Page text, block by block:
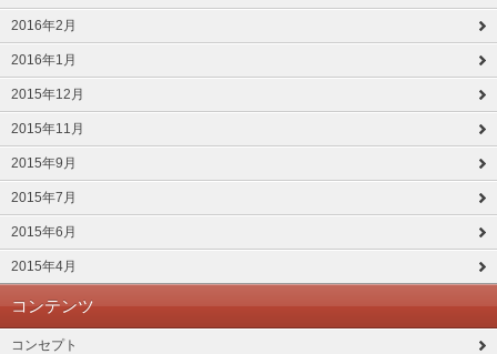
2016年2月
2016年1月
2015年12月
2015年11月
2015年9月
2015年7月
2015年6月
2015年4月
コンテンツ
コンセプト